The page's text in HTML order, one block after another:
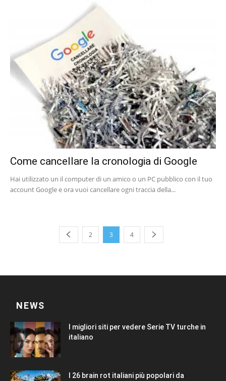
Come cancellare la cronologia di Google
Hai utilizzato un il computer di un amico o un PC pubblico con il tuo
account Google e ora vuoi cancellare ogni traccia della...
2 3 4
NEWS
I migliori siti per vedere Serie TV turche in
italiano
I 26 brain rot italiani più popolari da